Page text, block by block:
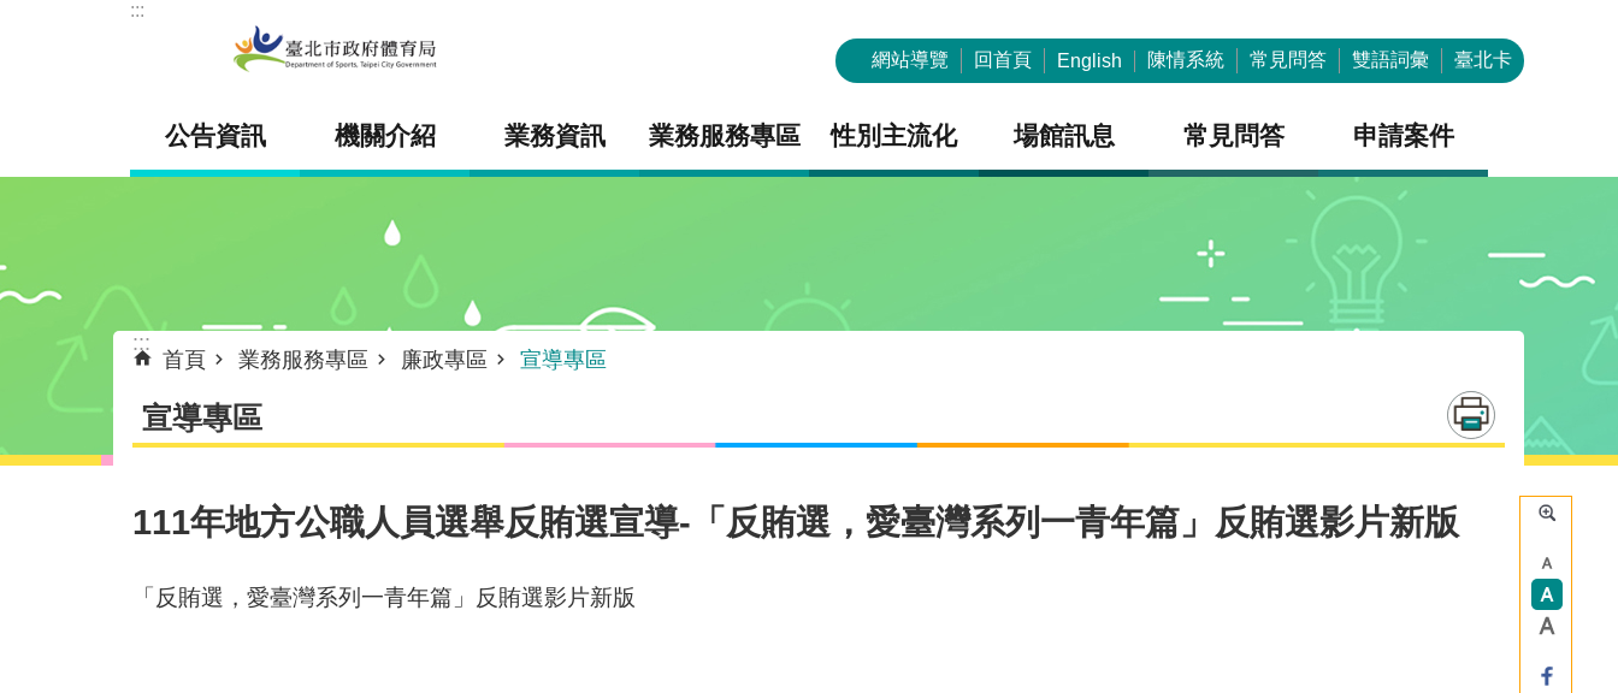
跳到主要內容區塊
:::
網站導覽 回首頁 English 陳情系統 常見問答 雙語詞彙 臺北卡
公告資訊 機關介紹 業務資訊 業務服務專區 性別主流化 場館訊息 常見問答 申請案件
:::
首頁 業務服務專區 廉政專區 宣導專區
宣導專區
111年地方公職人員選舉反賄選宣導-「反賄選，愛臺灣系列一青年篇」反賄選影片新版
「反賄選，愛臺灣系列一青年篇」反賄選影片新版